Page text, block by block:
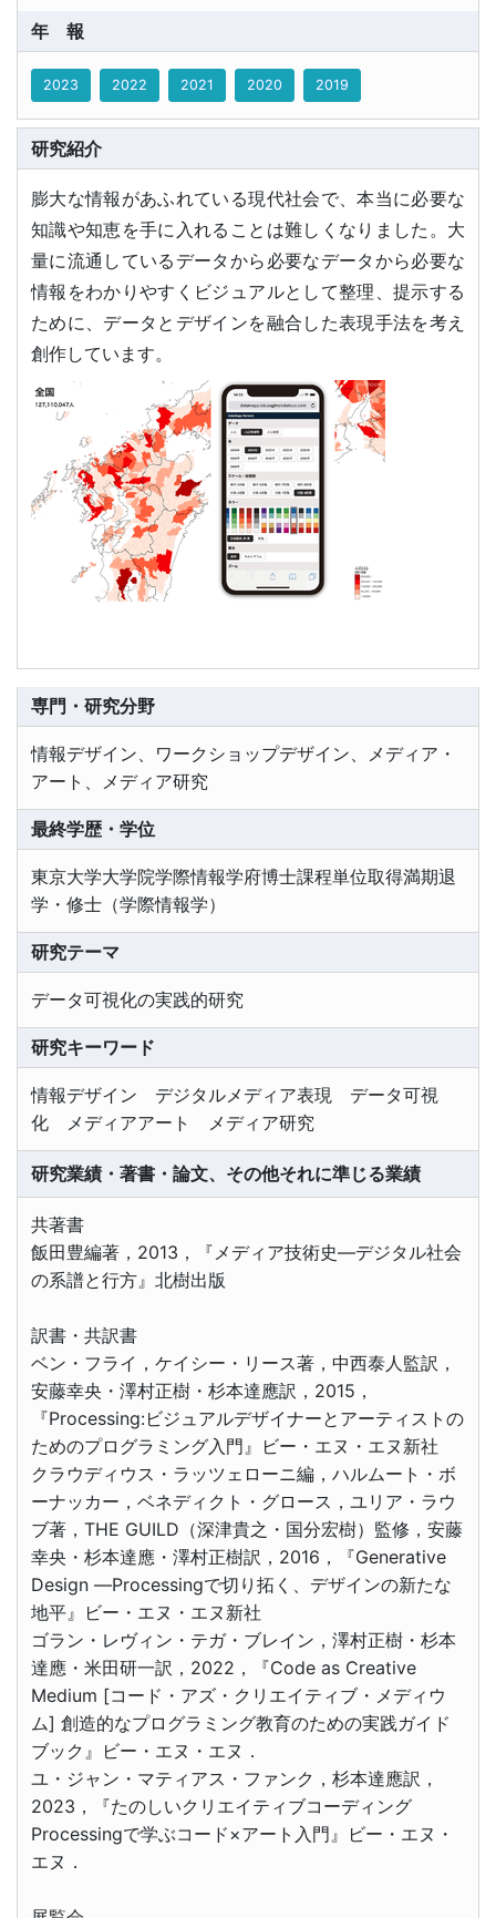
年報
2023 2022 2021 2020 2019
研究紹介
膨大な情報があふれている現代社会で、本当に必要な
知識や知恵を手に入れることは難しくなりました。大
量に流通しているデータから必要なデータから必要な
情報をわかりやすくビジュアルとして整理、提示する
ために、データとデザインを融合した表現手法を考え
創作しています。
専門・研究分野
情報デザイン、ワークショップデザイン、メディア・
アート、メディア研究
最終学歴・学位
東京大学大学院学際情報学府博士課程単位取得満期退
学・修士（学際情報学）
研究テーマ
データ可視化の実践的研究
研究キーワード
情報デザイン デジタルメディア表現 データ可視
化 メディアアート メディア研究
研究業績・著書・論文、その他それに準じる業績
共著書
飯田豊編著，2013，『メディア技術史―デジタル社会
の系譜と行方』北樹出版
訳書・共訳書
ベン・フライ，ケイシー・リース著，中西泰人監訳，
安藤幸央・澤村正樹・杉本達應訳，2015，
『Processing:ビジュアルデザイナーとアーティストの
ためのプログラミング入門』ビー・エヌ・エヌ新社
クラウディウス・ラッツェローニ編，ハルムート・ボ
ーナッカー，ベネディクト・グロース，ユリア・ラウ
ブ著，THE GUILD（深津貴之・国分宏樹）監修，安藤
幸央・杉本達應・澤村正樹訳，2016，『Generative
Design ―Processingで切り拓く、デザインの新たな
地平』ビー・エヌ・エヌ新社
ゴラン・レヴィン・テガ・ブレイン，澤村正樹・杉本
達應・米田研一訳，2022，『Code as Creative
Medium [コード・アズ・クリエイティブ・メディウ
ム] 創造的なプログラミング教育のための実践ガイド
ブック』ビー・エヌ・エヌ．
ユ・ジャン・マティアス・ファンク，杉本達應訳，
2023，『たのしいクリエイティブコーディング
Processingで学ぶコード×アート入門』ビー・エヌ・
エヌ．